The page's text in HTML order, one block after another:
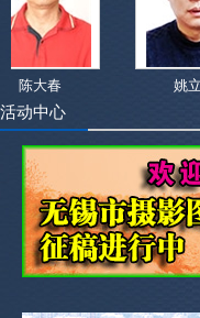
陈大春 姚立
活动中心